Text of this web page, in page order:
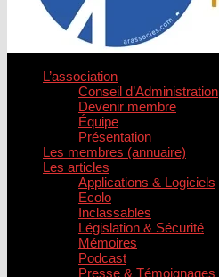
L’association
Conseil d’Administration
Devenir membre
Équipe
Présentation
Les membres (annuaire)
Les articles
Applications & Logiciels
Ecolo
Inclassables
Législation & Sécurité
Mémoires
Podcast
Presse & Témoignages